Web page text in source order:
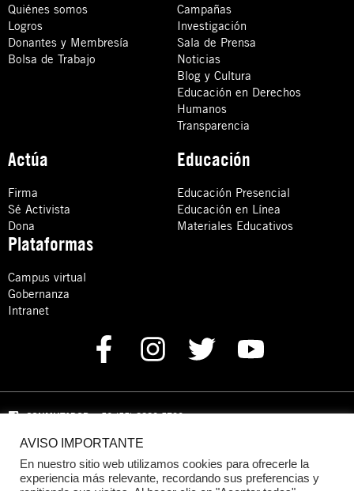
Quiénes somos
Logros
Donantes y Membresía
Bolsa de Trabajo
Campañas
Investigación
Sala de Prensa
Noticias
Blog y Cultura
Educación en Derechos
Humanos
Transparencia
Actúa
Firma
Sé Activista
Dona
Educación
Educación Presencial
Educación en Línea
Materiales Educativos
Plataformas
Campus virtual
Gobernanza
Intranet
CONMUTADOR: +52 (55) 8880 5730
Domicilio: Calle Hércules 13,
Benito Juárez, C.P. 03940 Ciudad de México, CDMX
AVISO IMPORTANTE
En nuestro sitio web utilizamos cookies para ofrecerle la
experiencia más relevante, recordando sus preferencias y